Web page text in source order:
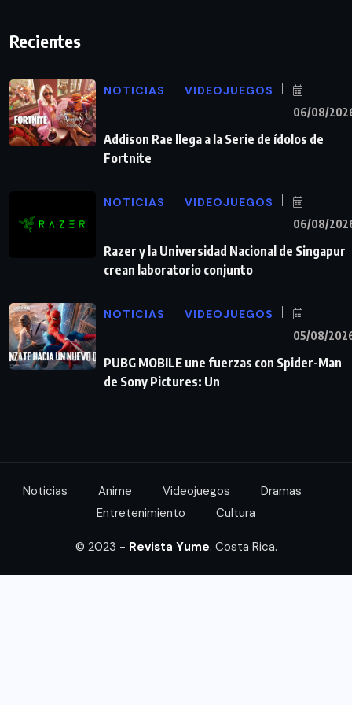
Recientes
NOTICIAS VIDEOJUEGOS
06/08/
Addison Rae llega a la Serie de ídolos de
Fortnite
NOTICIAS VIDEOJUEGOS
06/08/
Razer y la Universidad Nacional de Singapur
crean laboratorio conjunto
NOTICIAS VIDEOJUEGOS
05/08/
PUBG MOBILE une fuerzas con Spider-Man
de Sony Pictures: Un
Noticias Anime Videojuegos
Dramas
Entretenimiento
Cultura
© 2023 - Revista Yume. Costa Rica.